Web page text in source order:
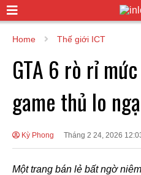
Home Thế giới ICT
GTA 6 rò rỉ
game thủ lo
Kỳ Phong Tháng 2 24, 2026
Một trang bán lẻ bất ngờ